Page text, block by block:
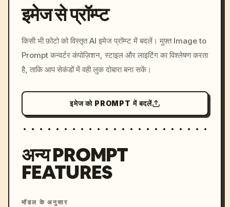
c, cyberpunk sunset, neon
colors, 8k --v 6.0
इमेज से प्रॉम्प्ट
किसी भी फ़ोटो को विस्तृत AI इमेज प्रॉम्प्ट में बदलें। मुफ़्त Image to
Prompt कन्वर्टर कंपोज़िशन, स्टाइल और लाइटिंग का विश्लेषण करता
है, ताकि आप सेकंडों में वही लुक दोबारा बना सकें।
इमेज को PROMPT में बदलें
अन्य PROMPT
FEATURES
मॉडल के अनुसार